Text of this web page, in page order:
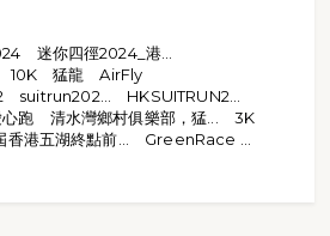
迷你四徑2024_港...
10K 猛龍
AirFly
suitrun202...
HKSUITRUN2...
心跑 清水灣鄉村俱樂部，猛...
3K
香港五湖終點前... GreenRace ...